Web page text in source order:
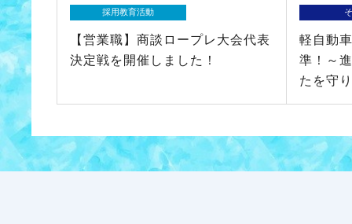
採用教育活動
【営業職】商談ロープレ大会代表
決定戦を開催しました！
軽自動
準！～
たを守